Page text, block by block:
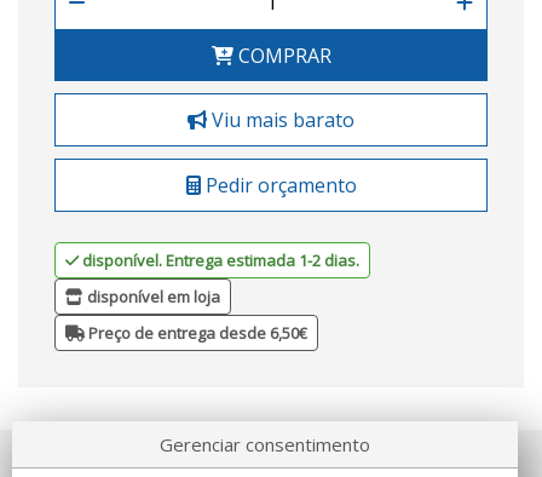
COMPRAR
Viu mais barato
Pedir orçamento
disponível. Entrega estimada 1-2 dias.
disponível em loja
Preço de entrega desde 6,50€
Gerenciar consentimento